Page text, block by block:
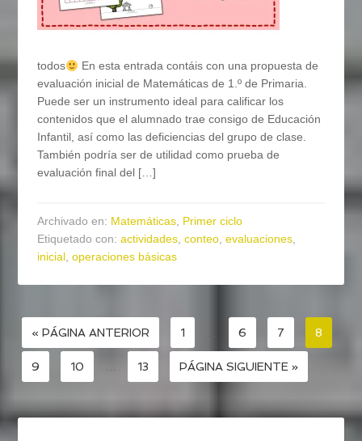
todos
En esta entrada contáis con una propuesta de
evaluación inicial de Matemáticas de 1.º de Primaria.
Puede ser un instrumento ideal para calificar los
contenidos que el alumnado trae consigo de Educación
Infantil, así como las deficiencias del grupo de clase.
También podría ser de utilidad como prueba de
evaluación final del […]
Archivado en: Matemáticas, Primer ciclo
Etiquetado con:actividades,conteo,evaluaciones,
inicial,operaciones básicas
« PÁGINA ANTERIOR 1 6 7 8
9 10 … 13 PÁGINA SIGUIENTE »